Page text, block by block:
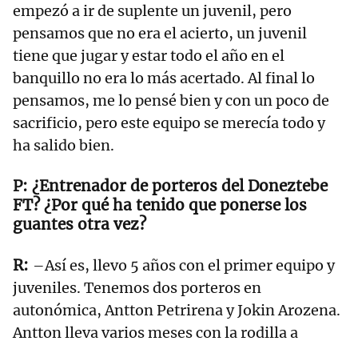
empezó a ir de suplente un juvenil, pero
pensamos que no era el acierto, un juvenil
tiene que jugar y estar todo el año en el
banquillo no era lo más acertado. Al final lo
pensamos, me lo pensé bien y con un poco de
sacrificio, pero este equipo se merecía todo y
ha salido bien.
¿Entrenador de porteros del Doneztebe
FT? ¿Por qué ha tenido que ponerse los
guantes otra vez?
–Así es, llevo 5 años con el primer equipo y
juveniles. Tenemos dos porteros en
autonómica, Antton Petrirena y Jokin Arozena.
Antton lleva varios meses con la rodilla a